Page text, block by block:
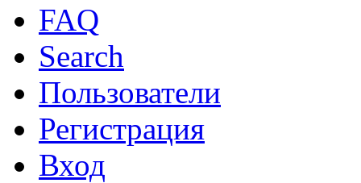
FAQ
Search
Пользователи
Регистрация
Вход